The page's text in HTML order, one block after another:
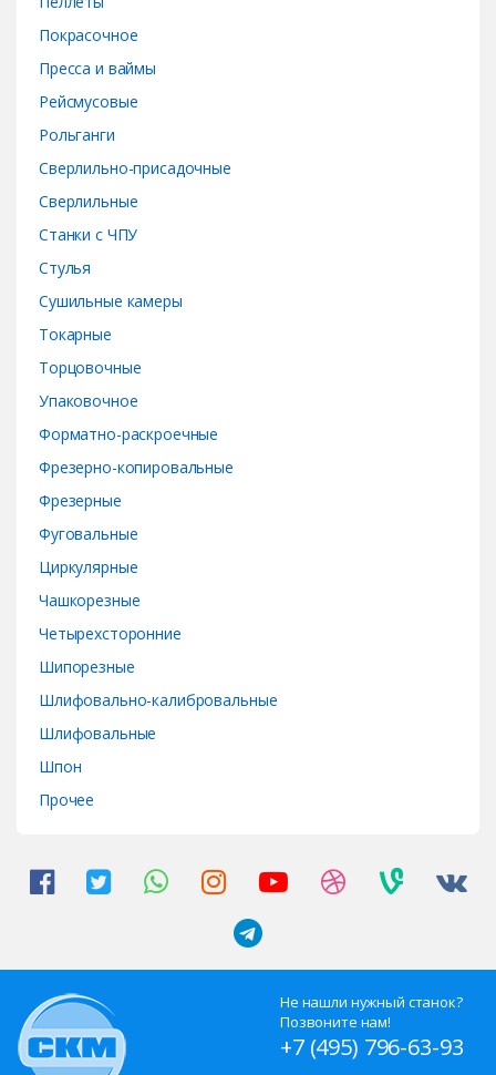
Покрасочное
Пресса и ваймы
Рейсмусовые
Рольганги
Сверлильно-присадочные
Сверлильные
Станки с ЧПУ
Стулья
Сушильные камеры
Токарные
Торцовочные
Упаковочное
Форматно-раскроечные
Фрезерно-копировальные
Фрезерные
Фуговальные
Циркулярные
Чашкорезные
Четырехсторонние
Шипорезные
Шлифовально-калибровальные
Шлифовальные
Шпон
Прочее
Не нашли нужный станок?
Позвоните нам!
+7 (495) 796-63-93